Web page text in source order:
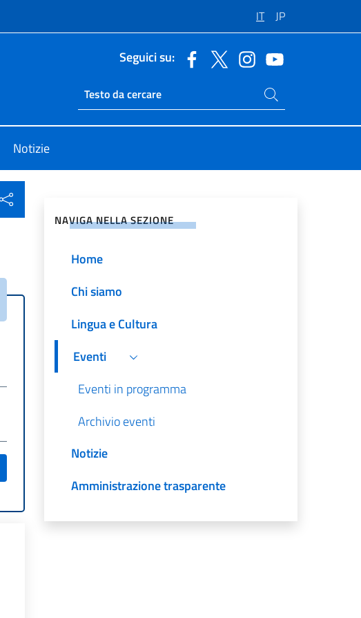
IT JP
Seguici su:
Ricerca sito live
Cerca nel sito
Notizie
NAVIGA NELLA SEZIONE
Home
Chi siamo
Lingua e Cultura
Eventi
Eventi in programma
Archivio eventi
Notizie
Amministrazione trasparente